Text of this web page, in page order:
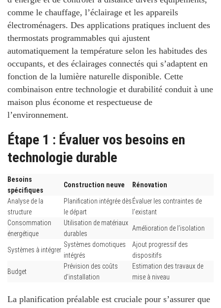
comme le chauffage, l’éclairage et les appareils
électroménagers. Des applications pratiques incluent des
thermostats programmables qui ajustent
automatiquement la température selon les habitudes des
occupants, et des éclairages connectés qui s’adaptent en
fonction de la lumière naturelle disponible. Cette
combinaison entre technologie et durabilité conduit à une
maison plus économe et respectueuse de
l’environnement.
Étape 1 : Évaluer vos besoins en
technologie durable
Besoins
spécifiques
Construction neuve Rénovation
Analyse de la
structure
Planification intégrée dès
le départ
Évaluer les contraintes de
l’existant
Consommation
énergétique
Utilisation de matériaux
durables
Amélioration de l’isolation
Systèmes à intégrer
Systèmes domotiques
intégrés
Ajout progressif des
dispositifs
Budget
Prévision des coûts
d’installation
Estimation des travaux de
mise à niveau
La planification préalable est cruciale pour s’assurer que